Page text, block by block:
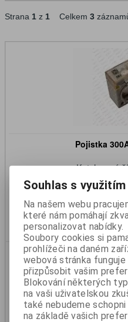
Strana 1 z 1 Celkem 3
Pojistka
Katalogové
132 Kč
Souhlas s
Na našem webu
které nám pomáhají
personalizovat nabídky.
Soubory cookies si
prohlížeči na daném
webová stránka
přizpůsobit vašim
Blokování některých
na vaši uživatelskou
také nebudeme
na základě vašich